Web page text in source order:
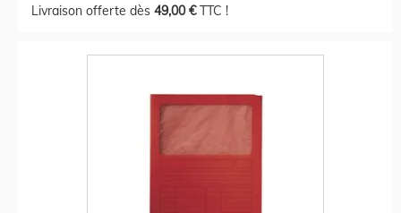
Livraison offerte dès 49,00 €TTC !